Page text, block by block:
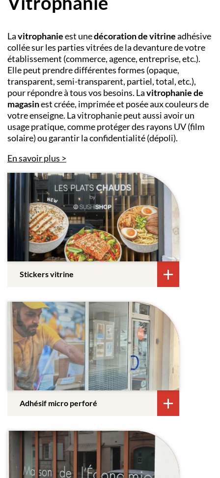
Lavitrophanieest unedécoration de vitrineadhésive
collée sur les parties vitrées de la devanture de votre
établissement (commerce, agence, entreprise, etc.).
Elle peut prendre différentes formes (opaque,
transparent, semi-transparent, partiel, total, etc.),
pour répondre à tous vos besoins. Lavitrophanie de
magasinest créée, imprimée et posée aux couleurs de
votre enseigne. La vitrophanie peut aussi avoir un
usage pratique, comme protéger des rayons UV (film
solaire) ou garantir la confidentialité (dépoli).
En savoir plus
Stickers vitrine
Adhésif micro perforé